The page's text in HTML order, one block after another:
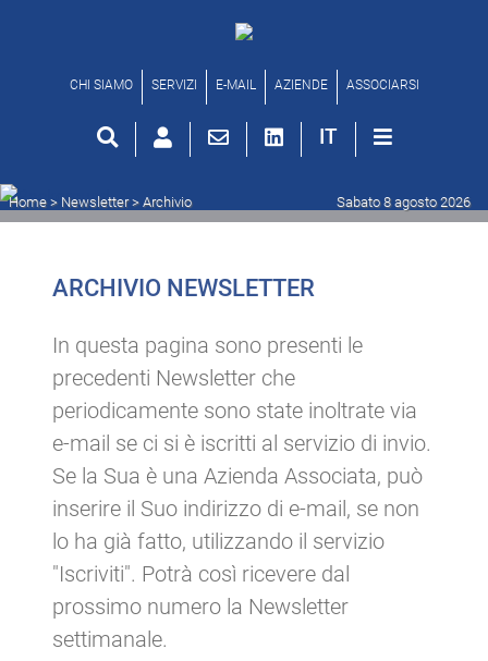
Archivio newsletter
CHI SIAMO SERVIZI E-MAIL AZIENDE ASSOCIARSI
IT
Sabato 8 agosto 2026
Home > Newsletter > Archivio
ARCHIVIO NEWSLETTER
In questa pagina sono presenti le
precedenti Newsletter che
periodicamente sono state inoltrate via
e-mail se ci si è iscritti al servizio di invio.
Se la Sua è una Azienda Associata, può
inserire il Suo indirizzo di e-mail, se non
lo ha già fatto, utilizzando il servizio
"Iscriviti". Potrà così ricevere dal
prossimo numero la Newsletter
settimanale.